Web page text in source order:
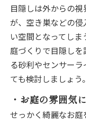
目隠しは外からの
が、空き巣などの
い空間となってし
庭づくりで目隠し
る砂利やセンサー
ても検討しましょう。
・お庭の雰囲気
せっかく綺麗なお